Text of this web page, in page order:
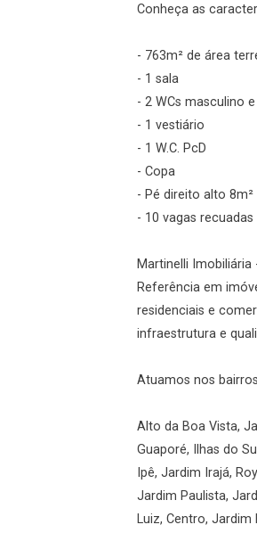
Conheça as
- 763m² de área
- 1 sala
- 2 WCs masculino
- 1 vestiário
- 1 W.C. PcD
- Copa
- Pé direito alto 8m²
- 10 vagas recuadas
Martinelli
Referência em
residenciais e
infraestrutura e
Atuamos nos
Alto da Boa Vista,
Guaporé, Ilhas do
Ipê, Jardim Irajá,
Jardim Paulista,
Luiz, Centro,